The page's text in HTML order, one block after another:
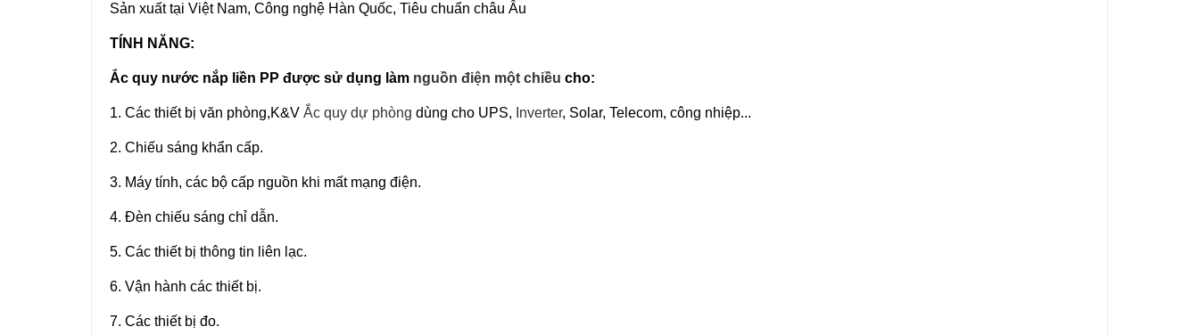
Sản xuất tại Việt Nam, Công nghệ Hàn Quốc, Tiêu chuẩn châu Âu
TÍNH NĂNG:
Ắc quy nước nắp liền PP được sử dụng làm nguồn điện một chiều cho:
1. Các thiết bị văn phòng,K&V Ắc quy dự phòng dùng cho UPS, Inverter, Solar, Telecom, công nhiệp...
2. Chiếu sáng khẩn cấp.
3. Máy tính, các bộ cấp nguồn khi mất mạng điện.
4. Đèn chiếu sáng chỉ dẫn.
5. Các thiết bị thông tin liên lạc.
6. Vận hành các thiết bị.
7. Các thiết bị đo.